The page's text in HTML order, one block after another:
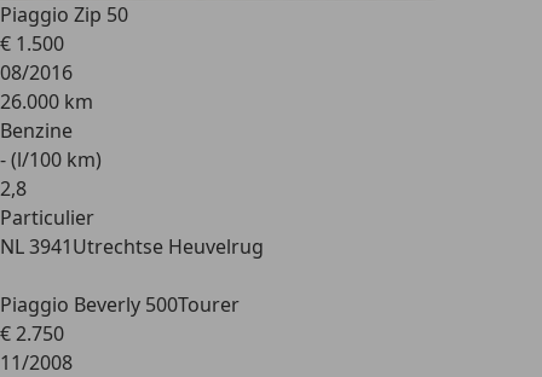
Piaggio Zip 50
€ 1.500
08/2016
26.000 km
Benzine
- (l/100 km)
2,8
Particulier
NL 3941Utrechtse Heuvelrug
Piaggio Beverly 500Tourer
€ 2.750
11/2008